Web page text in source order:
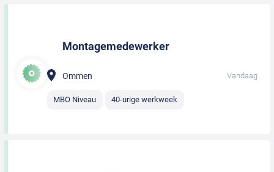
Montagemedewerker
Ommen Vandaag
MBO Niveau 40-urige werkweek